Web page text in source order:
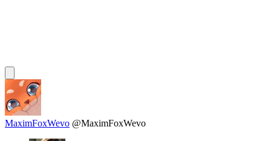
MaximFoxWevo @MaximFoxWevo